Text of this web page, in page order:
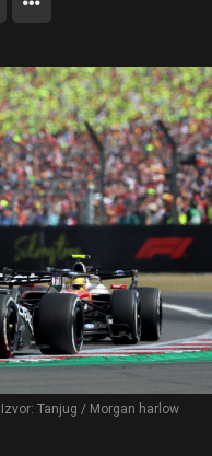
Izvor: Tanjug / Morgan harlow